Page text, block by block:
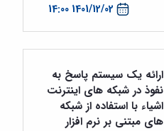
1401/12/02 14:00
ارائه یک سیستم پاسخ به
نفوذ در شبکه های اینترنت
اشیاء با استفاده از شبکه
های مبتنی بر نرم افزار